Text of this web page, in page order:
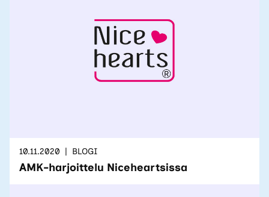
10.11.2020 BLOGI
AMK-harjoittelu Niceheartsissa